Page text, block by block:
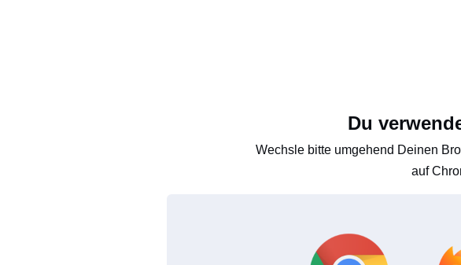
Du
Wechsle bitte umgehend Deinen
auf